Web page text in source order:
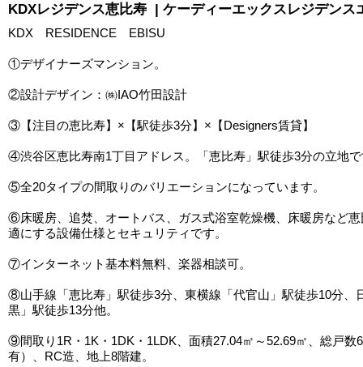
KDXレジデンス恵比寿 | ケーディーエックスレジデンス
KDX RESIDENCE EBISU
①デザイナーズマンション。
②設計デザイン：㈱IAO竹田設計
③【注目の恵比寿】×【駅徒歩3分】×【Designers賃貸】
④渋谷区恵比寿南1丁目アドレス。「恵比寿」駅徒歩3分の立地
⑤全20タイプの間取りのバリエーションになっています。
⑥床暖房、追焚、オートバス、ガス式浴室乾燥機、床暖房など
適にする設備仕様とセキュリティです。
⑦インターネット基本料無料、楽器相談可。
⑧山手線「恵比寿」駅徒歩3分、東横線「代官山」駅徒歩10分、
黒」駅徒歩13分他。
⑨間取り1R・1K・1DK・1LDK、面積27.04㎡～52.69㎡、総戸数
有）、RC造、地上8階建。